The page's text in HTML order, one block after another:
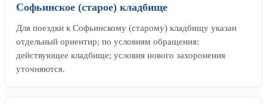
Софьинское (старое) кладбище
Для поездки к Софьинскому (старому) кладбищу указан
отдельный ориентир; по условиям обращения:
действующее кладбище; условия нового захоронения
уточняются.